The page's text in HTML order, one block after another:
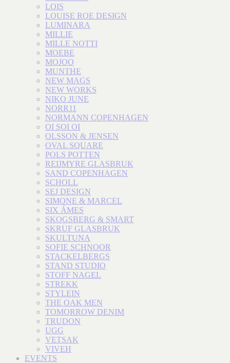
LOIS
LOUISE ROE DESIGN
LUMINARA
MILLIE
MILLE NOTTI
MOEBE
MOJOO
MUNTHE
NEW MAGS
NEW WORKS
NIKO JUNE
NORR11
NORMANN COPENHAGEN
OI SOI OI
OLSSON & JENSEN
OVAL SQUARE
POLS POTTEN
REIJMYRE GLASBRUK
SAND COPENHAGEN
SCHOLL
SEJ DESIGN
SIMONE & MARCEL
SIX ÁMES
SKOGSBERG & SMART
SKRUF GLASBRUK
SKULTUNA
SOFIE SCHNOOR
STACKELBERGS
STAND STUDIO
STOFF NAGEL
STREKK
STYLEIN
THE OAK MEN
TOMORROW DENIM
TRUDON
UGG
VETSAK
VIVEH
EVENTS